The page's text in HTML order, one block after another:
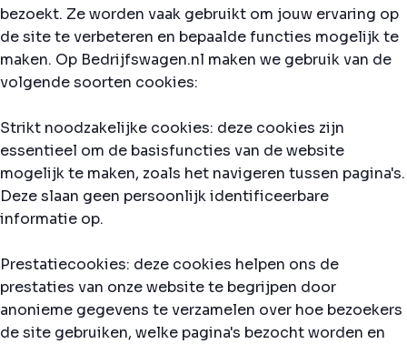
bezoekt. Ze worden vaak gebruikt om jouw ervaring op
de site te verbeteren en bepaalde functies mogelijk te
maken. Op Bedrijfswagen.nl maken we gebruik van de
volgende soorten cookies:
Strikt noodzakelijke cookies: deze cookies zijn
essentieel om de basisfuncties van de website
mogelijk te maken, zoals het navigeren tussen pagina's.
Deze slaan geen persoonlijk identificeerbare
informatie op.
Prestatiecookies: deze cookies helpen ons de
prestaties van onze website te begrijpen door
anonieme gegevens te verzamelen over hoe bezoekers
de site gebruiken, welke pagina's bezocht worden en